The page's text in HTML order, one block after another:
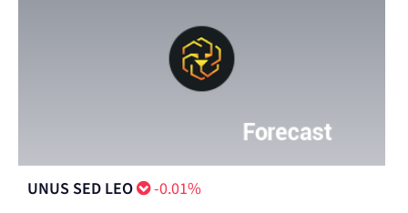
UNUS SED LEO -0.01%